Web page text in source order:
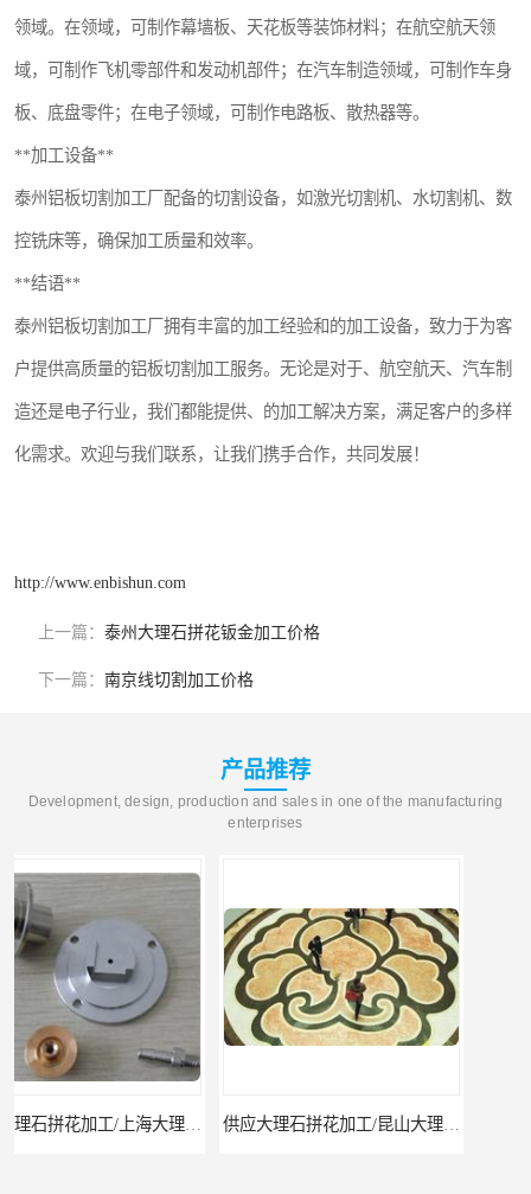
领域。在领域，可制作幕墙板、天花板等装饰材料；在航空航天领
域，可制作飞机零部件和发动机部件；在汽车制造领域，可制作车身
板、底盘零件；在电子领域，可制作电路板、散热器等。
**加工设备**
泰州铝板切割加工厂配备的切割设备，如激光切割机、水切割机、数
控铣床等，确保加工质量和效率。
**结语**
泰州铝板切割加工厂拥有丰富的加工经验和的加工设备，致力于为客
户提供高质量的铝板切割加工服务。无论是对于、航空航天、汽车制
造还是电子行业，我们都能提供、的加工解决方案，满足客户的多样
化需求。欢迎与我们联系，让我们携手合作，共同发展！
http://www.enbishun.com
上一篇： 泰州大理石拼花钣金加工价格
下一篇： 南京线切割加工价格
产品推荐
Development, design, production and sales in one of the manufacturing
enterprises
供应大理石拼花加工/昆山大理石拼花加工 供应水切割加工